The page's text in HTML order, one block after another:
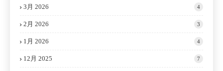
3月 2026 4
2月 2026 3
1月 2026 4
12月 2025 7